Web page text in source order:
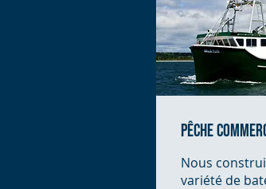
pêche
Nous
variété de